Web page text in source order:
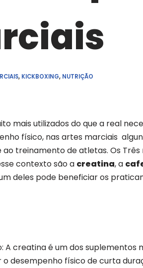
, KICKBOXING, NUTRIÇÃO
mais utilizados do que a real
físico, nas artes marciais
treinamento de atletas. Os Três
contexto são a creatina, a
deles pode beneficiar os
A creatina é um dos suplementos
desempenho físico de curta